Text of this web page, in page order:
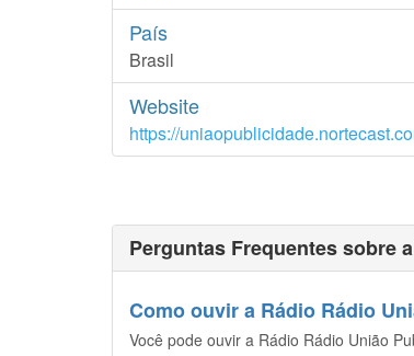
País
Brasil
Website
https://
Perguntas Frequentes sobre
Como ouvir a Rádio Rádio
Você pode ouvir a Rádio Rádio União